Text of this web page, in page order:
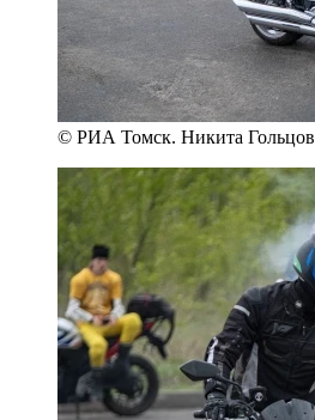
© РИА Томск. Никита Гольцов